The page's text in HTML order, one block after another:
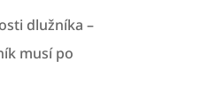
dlužníka –
musí po